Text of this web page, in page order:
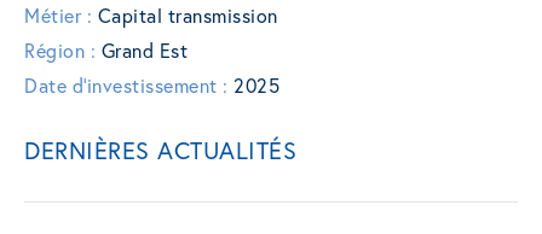
Métier : Capital transmission
Région : Grand Est
Date d'investissement : 2025
DERNIÈRES ACTUALITÉS